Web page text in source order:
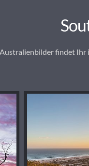
findet Ihr